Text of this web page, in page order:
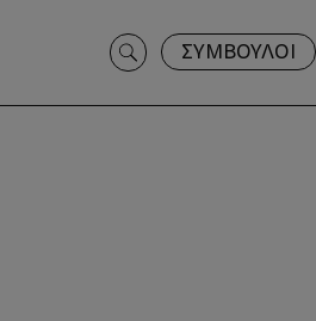
Search
for:
ΣΥΜΒΟΥΛΟΙ